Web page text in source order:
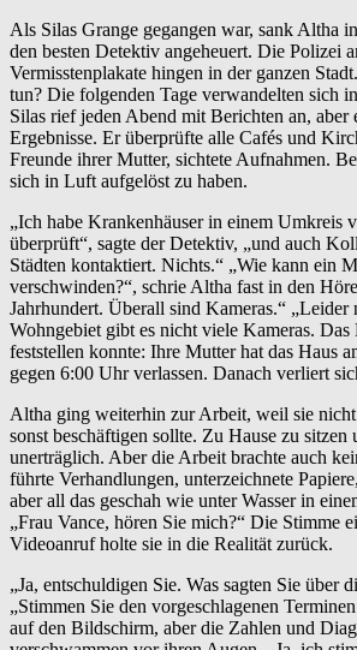
Als Silas Grange gegangen war, sank Altha
den besten Detektiv angeheuert. Die Polizei
Vermisstenplakate hingen in der ganzen
tun? Die folgenden Tage verwandelten sich
Silas rief jeden Abend mit Berichten an, aber
Ergebnisse. Er überprüfte alle Cafés und
Freunde ihrer Mutter, sichtete Aufnahmen.
sich in Luft aufgelöst zu haben.
„Ich habe Krankenhäuser in einem Umkreis
überprüft“, sagte der Detektiv, „und auch
Städten kontaktiert. Nichts.“ „Wie kann ein
verschwinden?“, schrie Altha fast in den
Jahrhundert. Überall sind Kameras.“
Wohngebiet gibt es nicht viele Kameras. Das
feststellen konnte: Ihre Mutter hat das Haus
gegen 6:00 Uhr verlassen. Danach verliert
Altha ging weiterhin zur Arbeit, weil sie
sonst beschäftigen sollte. Zu Hause zu
unerträglich. Aber die Arbeit brachte auch
führte Verhandlungen, unterzeichnete
aber all das geschah wie unter Wasser in
„Frau Vance, hören Sie mich?“ Die Stimme
Videoanruf holte sie in die Realität zurück.
„Ja, entschuldigen Sie. Was sagten Sie über
„Stimmen Sie den vorgeschlagenen
auf den Bildschirm, aber die Zahlen und